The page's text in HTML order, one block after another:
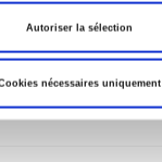
Autoriser la sélection
nécessaires uniquement
l'Union européenne